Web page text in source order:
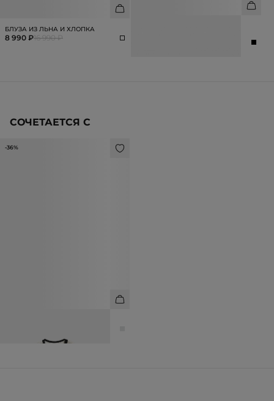
БЛУЗА ИЗ ЛЬНА И ХЛОПКА
8 990 ₽16 990 ₽
СОЧЕТАЕТСЯ С
-36%